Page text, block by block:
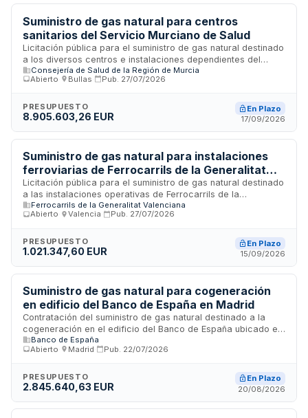
ejecución y las condiciones particulares de entrega del
servicio de gas en los distintos puntos de consumo del
campus universitario.
Suministro de gas natural para centros
sanitarios del Servicio Murciano de Salud
Licitación pública para el suministro de gas natural destinado
a los diversos centros e instalaciones dependientes del
Servicio Murciano de Salud. El contrato, convocado por la
Junta de Compras del organismo sanitario regional,
necesario para la operación de sistemas de calefacción,
agua caliente sanitaria y procesos industriales en hospitales,
de un servicio continuado de carácter esencial para
garantizar el funcionamiento de las infraestructuras
sanitarias públicas de la región de Murcia.
Consejería de Salud de la Región de Murcia
Abierto
Bullas Pub. 27/07/2026
PRESUPUESTO
8.905.603,26 EUR
En Plazo
17/09/2026
Suministro de gas natural para instalaciones
ferroviarias de Ferrocarrils de la Generalitat
Valenciana
Licitación pública para el suministro de gas natural destinado
a las instalaciones operativas de Ferrocarrils de la
Generalitat Valenciana en Valencia. El contrato, convocado
por la Gerencia de Ferrocarrils de la Generalitat Valenciana,
funcionamiento de las dependencias y servicios ferroviarios.
Se trata de un suministro continuado de combustible gaseoso
para usos industriales y de calefacción en infraestructuras
de transporte ferroviario.
Ferrocarrils de la Generalitat Valenciana
Abierto
Valencia Pub. 27/07/2026
PRESUPUESTO
1.021.347,60 EUR
En Plazo
15/09/2026
Suministro de gas natural para cogeneración
en edificio del Banco de España en Madrid
Contratación del suministro de gas natural destinado a la
cogeneración en el edificio del Banco de España ubicado en
la calle Alcalá 522 de Madrid. El adjudicatario deberá
proporcionar el suministro conforme a las especificaciones
facturación mediante aplicación web y designación de
gestor único para la tramitación de incidencias derivadas de
Banco de España
Abierto
Madrid Pub. 22/07/2026
PRESUPUESTO
2.845.640,63 EUR
En Plazo
20/08/2026